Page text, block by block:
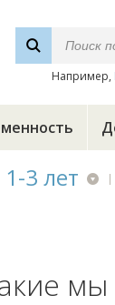
Например,
3 лет